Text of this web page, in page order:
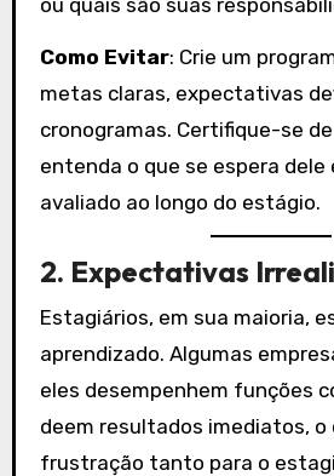
Como Evitar: Crie um
metas claras, expectativas
cronogramas. Certifique-se
entenda o que se espera dele
avaliado ao longo do estágio.
2. Expectativas
Estagiários, em sua maioria,
aprendizado. Algumas
eles desempenhem funções
deem resultados imediatos, o
frustração tanto para o